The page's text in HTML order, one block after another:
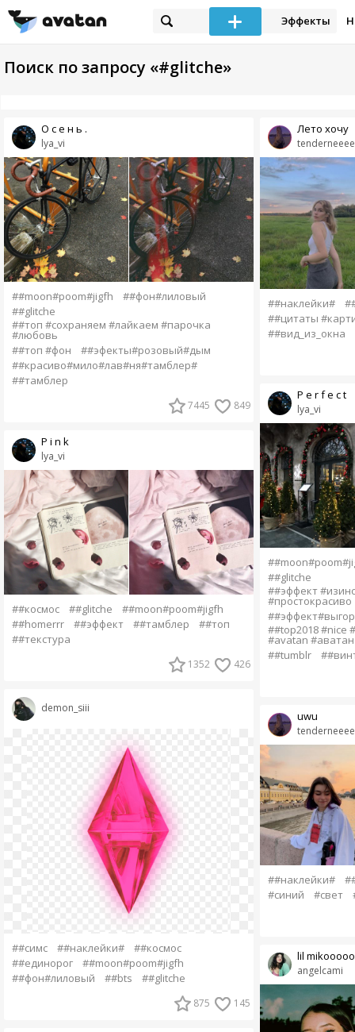
Эффекты
Поиск по запросу «#glitche»
lya_vi
О с е н ь .
##moon#poom#jigfh
##фон#лиловый
##glitche
##топ #сохраняем #лайкаем #парочка
#любовь
##топ #фон
##эфекты#розовый#дым
##красиво#мило#лав#ня#тамблер#
##тамблер
7445 849
lya_vi
P i n k
##космос ##glitche
##moon#poom#jigfh
##homerrr
##эффект ##тамблер
##топ
##текстура
1352 426
demon_siii
##симс ##наклейки#
##космос
##единорог
##moon#poom#jigfh
##фон#лиловый
##bts ##glitche
875 145
Лето хочу
##наклейки#
##цитаты
##вид_из_окна
lya_vi
P e r f e c t
##glitche
##эффект
#простокрасиво
##top2018 #nice
#avatan
##tumblr
uwu
##наклейки#
#синий
#свет
angelcami
lil